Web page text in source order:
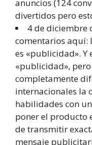
anuncios (124
divertidos pero
4 de diciembre
comentarios aquí:
es «publicidad». Y
«publicidad»,
completamente
internacionales la
habilidades con
poner el producto
de transmitir
mensaje